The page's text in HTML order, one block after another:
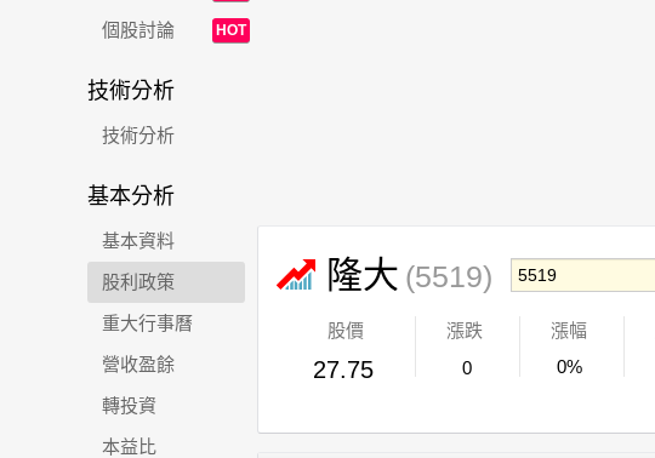
個股討論 HOT
技術分析
技術分析
基本分析
基本資料
股利政策
重大行事曆
營收盈餘
轉投資
本益比
隆大 (5519)
股價
27.75
漲跌
0
漲幅
0%